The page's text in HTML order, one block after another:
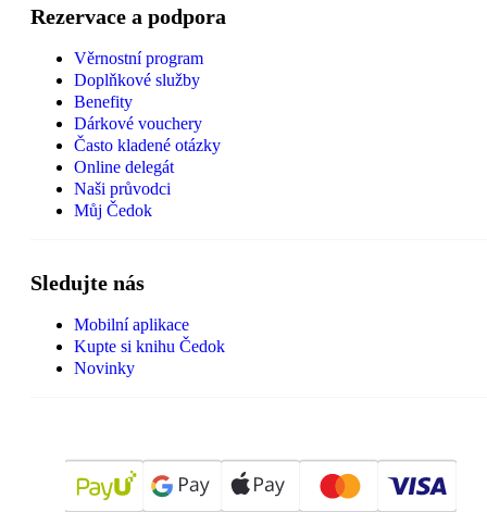
Rezervace a podpora
Věrnostní program
Doplňkové služby
Benefity
Dárkové vouchery
Často kladené otázky
Online delegát
Naši průvodci
Můj Čedok
Sledujte nás
Mobilní aplikace
Kupte si knihu Čedok
Novinky